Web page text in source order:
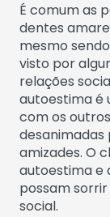
É comum as
dentes
mesmo
visto por
relações
autoestima é
com os
desanimadas
amizades. O
autoestima e
possam
social.